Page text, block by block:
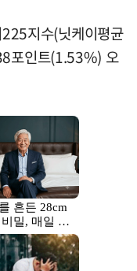
지수(닛케이평균
포인트(1.53%) 오